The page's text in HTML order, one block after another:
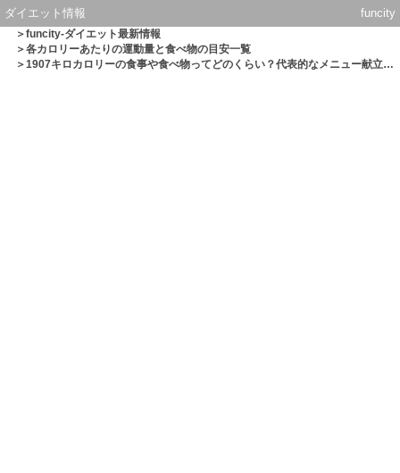
ダイエット情報 funcity
＞funcity-ダイエット最新情報
＞各カロリーあたりの運動量と食べ物の目安一覧
＞1907キロカロリーの食事や食べ物ってどのくらい？代表的なメニュー献立一覧